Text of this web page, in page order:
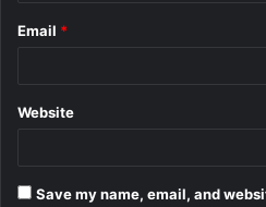
Email *
Website
Save my name, email, and